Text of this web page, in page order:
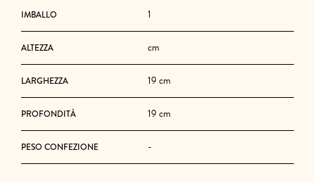
IMBALLO 1
ALTEZZA cm
LARGHEZZA 19 cm
PROFONDITÀ 19 cm
PESO CONFEZIONE -